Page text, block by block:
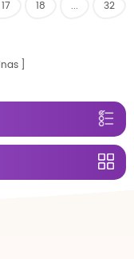
17 18 ...
32